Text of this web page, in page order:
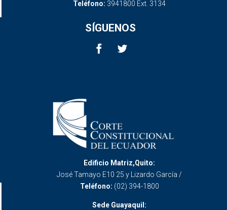
Teléfono: 3941800 Ext. 3134
SÍGUENOS
Edificio Matriz,Quito:
José Tamayo E10 25 y Lizardo García /
Teléfono: (02) 394-1800
Sede Guayaquil: